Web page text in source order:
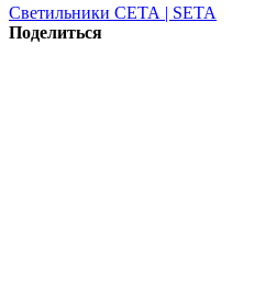
Светильники СЕТА | SETA
Поделиться